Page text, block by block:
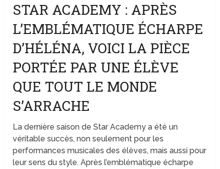
STAR ACADEMY : APRÈS
L’EMBLÉMATIQUE ÉCHARPE
D’HÉLÉNA, VOICI LA PIÈCE
PORTÉE PAR UNE ÉLÈVE
QUE TOUT LE MONDE
S’ARRACHE
La dernière saison de Star Academy a été un
véritable succès, non seulement pour les
performances musicales des élèves, mais aussi pour
leur sens du style. Après l’emblématique écharpe